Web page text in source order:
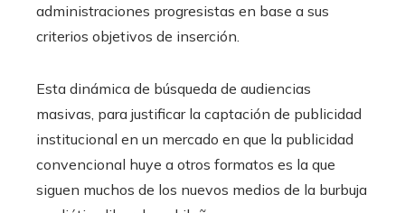
administraciones progresistas en base a sus
criterios objetivos de inserción.
Esta dinámica de búsqueda de audiencias
masivas, para justificar la captación de publicidad
institucional en un mercado en que la publicidad
convencional huye a otros formatos es la que
siguen muchos de los nuevos medios de la burbuja